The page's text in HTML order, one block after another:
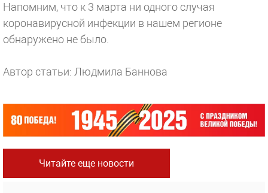
Напомним, что к 3 марта ни одного случая
коронавирусной инфекции в нашем регионе
обнаружено не было.
Автор статьи: Людмила Баннова
Читайте еще новости